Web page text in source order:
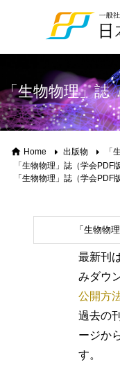
「生物物理」誌
Home 出版物
「
「生物物理」誌（学会
「生物物理」誌（学会
「生物物
最新刊
みダウ
公開方
過去の
ージか
す。